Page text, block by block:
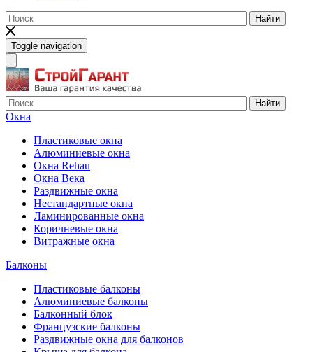
Найти
Toggle navigation
Найти
Окна
Пластиковые окна
Алюминиевые окна
Окна Rehau
Окна Века
Раздвижные окна
Нестандартные окна
Ламинированные окна
Коричневые окна
Витражные окна
Балконы
Пластиковые балконы
Алюминиевые балконы
Балконный блок
Французские балконы
Раздвижные окна для балконов